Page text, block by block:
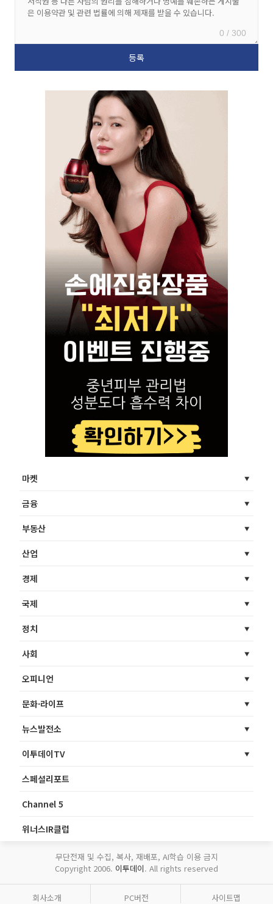
0 / 300
마켓
금융
부동산
산업
경제
국제
정치
사회
오피니언
문화·라이프
뉴스발전소
이투데이TV
스페셜리포트
Channel 5
위너스IR클럽
무단전재 및 수집, 복사, 재배포, AI학습 이용 금지
Copyright 2006. 이투데이. All rights reserved
회사소개 PC버전 사이트맵